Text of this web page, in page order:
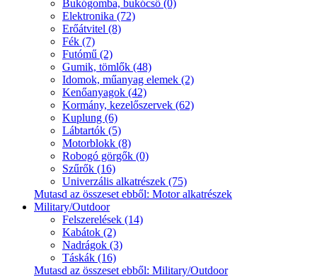
Bukógomba, bukócső (0)
Elektronika (72)
Erőátvitel (8)
Fék (7)
Futómű (2)
Gumik, tömlők (48)
Idomok, műanyag elemek (2)
Kenőanyagok (42)
Kormány, kezelőszervek (62)
Kuplung (6)
Lábtartók (5)
Motorblokk (8)
Robogó görgők (0)
Szűrők (16)
Univerzális alkatrészek (75)
Mutasd az összeset ebből: Motor alkatrészek
Military/Outdoor
Felszerelések (14)
Kabátok (2)
Nadrágok (3)
Táskák (16)
Mutasd az összeset ebből: Military/Outdoor